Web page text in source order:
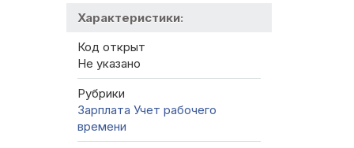
Характеристики:
Код открыт
Не указано
Рубрики
Зарплата Учет рабочего
времени